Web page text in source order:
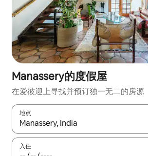
Manassery的度假屋
在爱彼迎上寻找并预订独一无二的房源
地点
如有搜索结果，请使用上下方向键查看，
入住